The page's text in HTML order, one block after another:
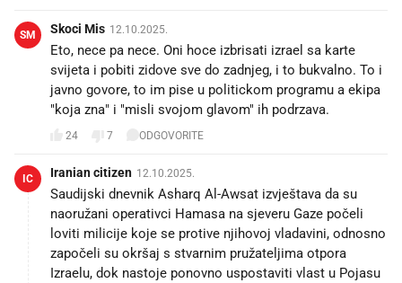
SM Skoci Mis 12.10.2025.
Eto, nece pa nece. Oni hoce izbrisati izrael sa karte
svijeta i pobiti zidove sve do zadnjeg, i to bukvalno. To i
javno govore, to im pise u politickom programu a ekipa
"koja zna" i "misli svojom glavom" ih podrzava.
24 7 ODGOVORITE
IC Iranian citizen 12.10.2025.
Saudijski dnevnik Asharq Al-Awsat izvještava da su
naoružani operativci Hamasa na sjeveru Gaze počeli
loviti milicije koje se protive njihovoj vladavini, odnosno
započeli su okršaj s stvarnim pružateljima otpora
Izraelu, dok nastoje ponovno uspostaviti vlast u Pojasu